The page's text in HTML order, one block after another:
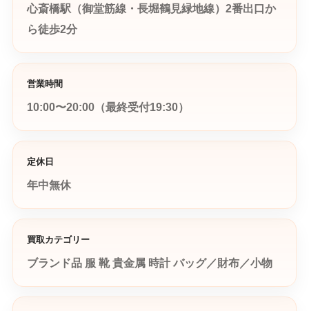
心斎橋駅（御堂筋線・長堀鶴見緑地線）2番出口か
ら徒歩2分
営業時間
10:00〜20:00（最終受付19:30）
定休日
年中無休
買取カテゴリー
ブランド品 服 靴 貴金属 時計 バッグ／財布／小物